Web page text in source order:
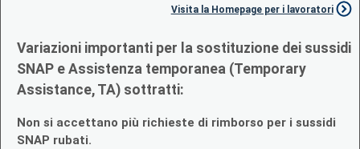
Visita la Homepage per i lavoratori
Variazioni importanti per la sostituzione dei sussidi
SNAP e Assistenza temporanea (Temporary
Assistance, TA) sottratti:
Non si accettano più richieste di rimborso per i sussidi
SNAP rubati.